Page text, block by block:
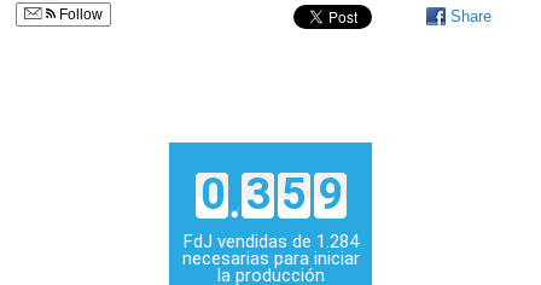
Follow Share
0 3 5 9
FdJ vendidas de 1.284
necesarias para iniciar
la producción